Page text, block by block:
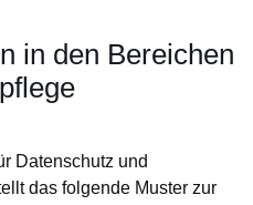
in den Bereichen
Datenschutz und
das folgende Muster zur